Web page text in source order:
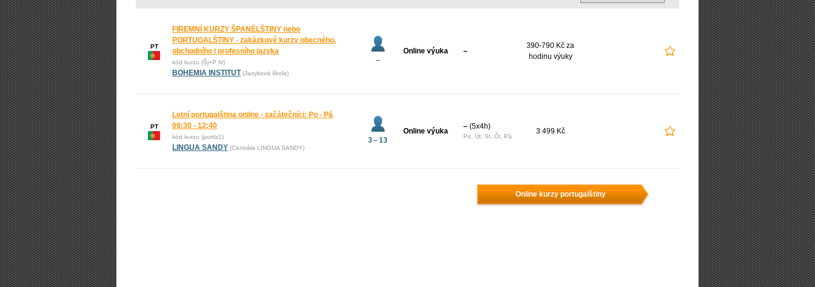
PT
FIREMNÍ KURZY ŠPANĚLŠTINY nebo
PORTUGALŠTINY - zakázkové kurzy obecného,
obchodního i profesního jazyka
kód kurzu (Šj+P fir)
BOHEMIA INSTITUT (Jazyková škola)
–
Online výuka –
390-790 Kč za
hodinu výuky
PT
Letní portugalština online - začátečníci: Po - Pá
09:30 - 12:40
kód kurzu (portlz1)
LINGUA SANDY (Centrála LINGUA SANDY)
3 – 13
Online výuka
– (5x4h)
Po, Út, St, Čt, Pá
3 499 Kč
Online kurzy portugalštiny